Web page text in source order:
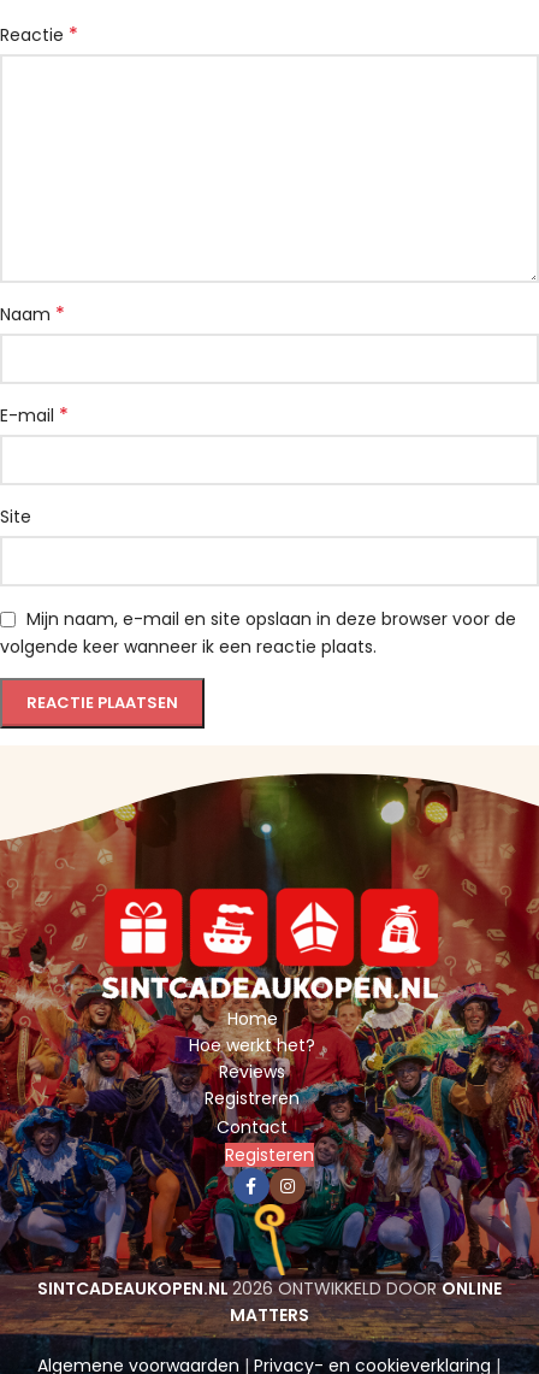
Reactie *
Naam *
E-mail *
Site
Mijn naam, e-mail en site opslaan in deze browser voor de
volgende keer wanneer ik een reactie plaats.
Home
Hoe werkt het?
Reviews
Registreren
Contact
Registeren
SINTCADEAUKOPEN.NL2026 ONTWIKKELD DOORONLINE
MATTERS
Algemene voorwaarden |Privacy- en cookieverklaring |